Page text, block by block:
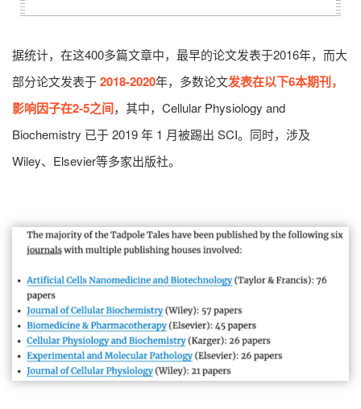
据统计，在这400多篇文章中，最早的论文发表于2016年，而大
部分论文发表于2018-2020年，多数论文发表在以下6本期刊，
影响因子在2-5之间，其中，Cellular Physiology and
Biochemistry 已于 2019 年 1 月被踢出 SCI。同时，涉及
Wiley、Elsevier等多家出版社。